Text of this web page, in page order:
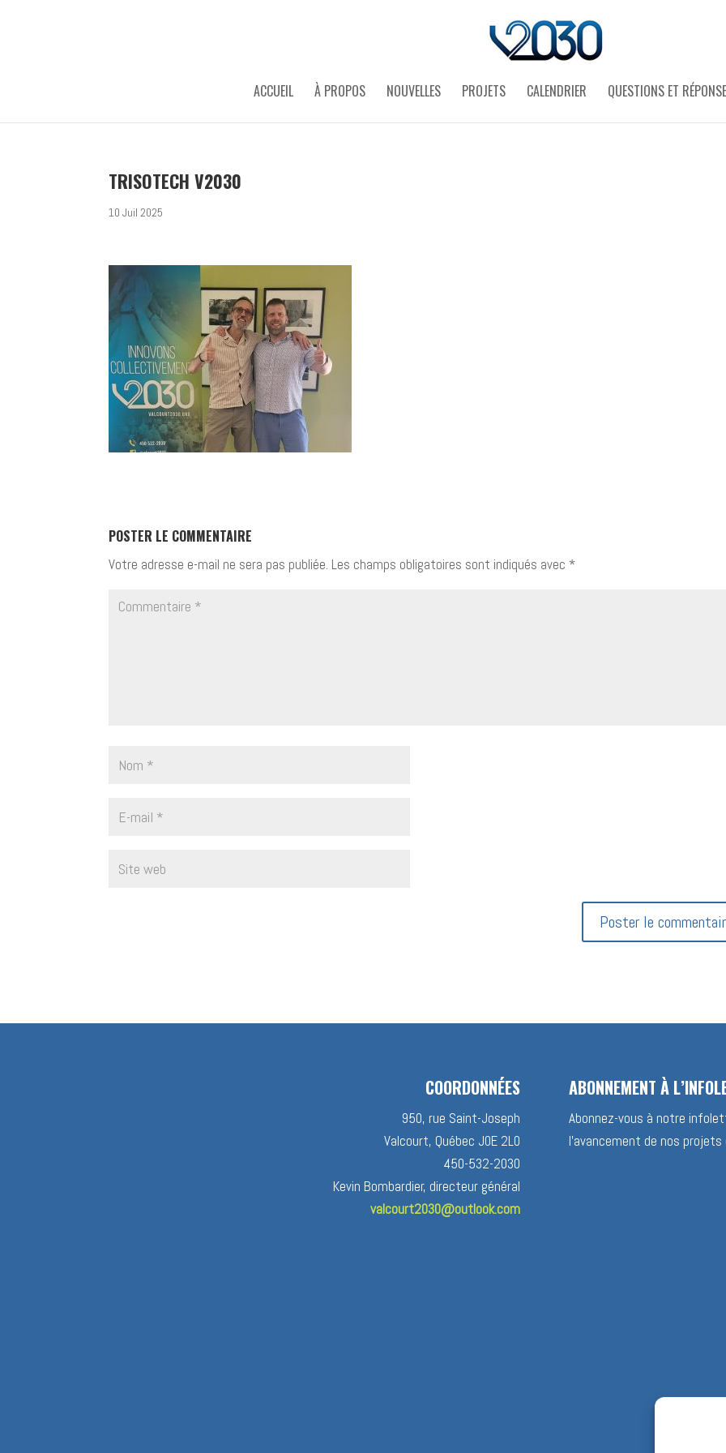
ACCUEIL À PROPOS NOUVELLES PROJETS CALENDRIER QUESTIONS ET
TRISOTECH V2030
10 Juil 2025
POSTER LE COMMENTAIRE
Votre adresse e-mail ne sera pas publiée. Les champs obligatoires sont indiqués avec *
COORDONNÉES
950, rue Saint-Joseph
Valcourt, Québec J0E 2L0
450-532-2030
Kevin Bombardier, directeur général
valcourt2030@outlook.com
ABONNEMENT À
Abonnez-vous à notre
l’avancement de nos